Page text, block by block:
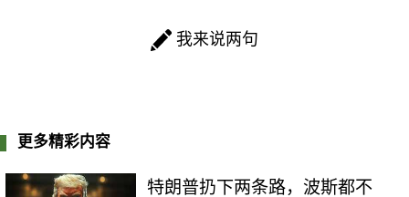
我来说两句
更多精彩内容
特朗普扔下两条路，波斯都不